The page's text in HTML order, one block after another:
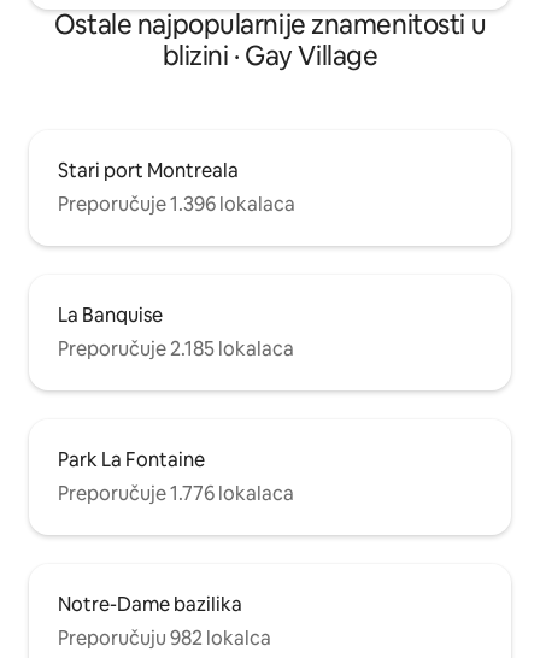
Ostale najpopularnije znamenitosti u
blizini · Gay Village
Stari port Montreala
Preporučuje 1.396 lokalaca
La Banquise
Preporučuje 2.185 lokalaca
Park La Fontaine
Preporučuje 1.776 lokalaca
Notre-Dame bazilika
Preporučuju 982 lokalca